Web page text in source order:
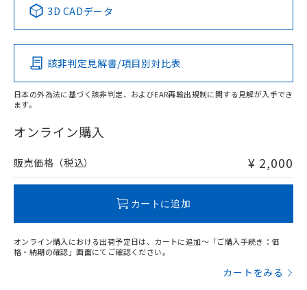
Pb Hg Cd Cr(VI)
O
在庫等で未対応品が混在する可能性があります。
問い合わせください。
3D CADデータ
該非判定見解書/項目別対比表
日本の外為法に基づく該非判定、およびEAR再輸出規制に関する見解が入手でき
ます。
オンライン購入
販売価格（税込） ¥ 2,000
カートに追加
オンライン購入における出荷予定日は、カートに追加～「ご購入手続き：価
格・納期の確認」画面にてご確認ください。
カートをみる